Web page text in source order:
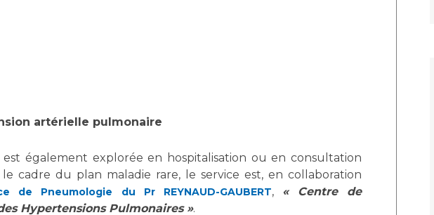
artérielle pulmonaire
également explorée en hospitalisation ou en consultation
cadre du plan maladie rare, le service est, en collaboration
de Pneumologie du Pr REYNAUD-GAUBERT, « Centre de
Hypertensions Pulmonaires ».